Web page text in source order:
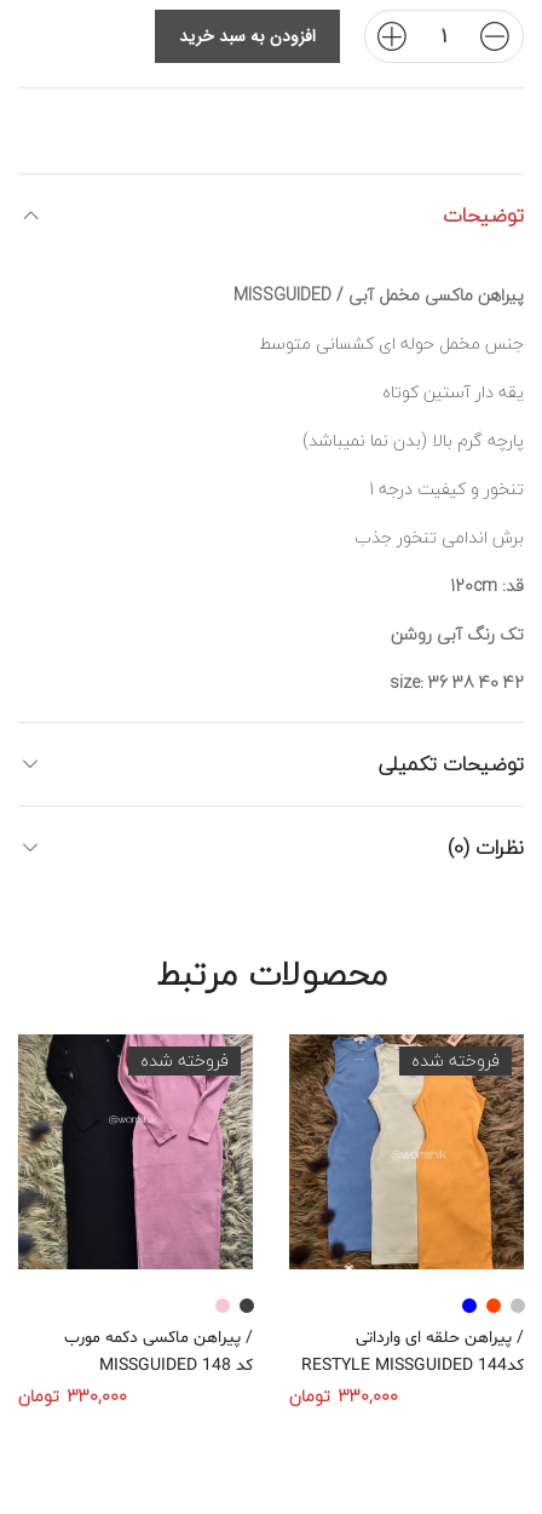
افزودن به سبد خرید
توضیحات
پیراهن ماکسی مخمل آبی / MISSGUIDED
جنس مخمل حوله ای کشسانی متوسط
یقه دار آستین کوتاه
پارچه گرم بالا (بدن نما نمیباشد)
تنخور و کیفیت درجه 1
برش اندامی تنخور جذب
قد: 120cm
تک رنگ آبی روشن
size: 36 38 40 42
توضیحات تکمیلی
نظرات (0)
محصولات مرتبط
فروخته شده
پیراهن ماکسی دکمه مورب /
MISSGUIDED کد 148
330,000 تومان
فروخته شده
پیراهن حلقه ای وارداتی /
RESTYLE MISSGUIDED کد144
330,000 تومان